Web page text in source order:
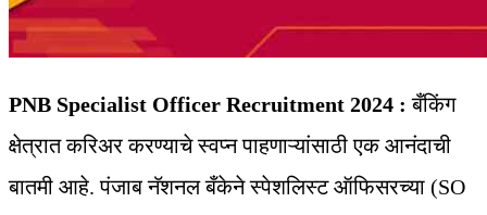
PNB Specialist Officer Recruitment 2024 : बँकिंग
क्षेत्रात करिअर करण्याचे स्वप्न पाहणाऱ्यांसाठी एक आनंदाची
बातमी आहे. पंजाब नॅशनल बँकेने स्पेशलिस्ट ऑफिसरच्या (SO